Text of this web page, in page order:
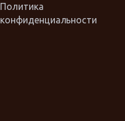
Политика
конфиденциальности